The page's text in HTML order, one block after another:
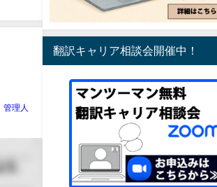
管理人
翻訳キャリア相談会開催中！